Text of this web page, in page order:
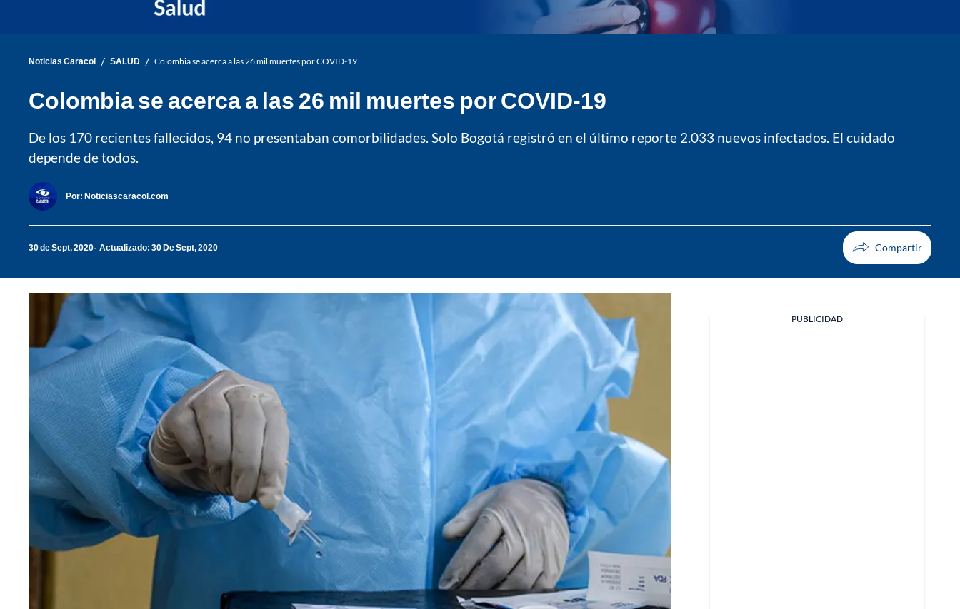
Noticias Caracol / SALUD / Colombia se acerca a las 26 mil muertes por COVID-19
Colombia se acerca a las 26 mil muertes por COVID-19
De los 170 recientes fallecidos, 94 no presentaban comorbilidades. Solo Bogotá registró en el último reporte 2.033 nuevos infectados. El cuidado
depende de todos.
Por: Noticiascaracol.com
30 de Sept, 2020 Actualizado: 30 De Sept, 2020
PUBLICIDAD